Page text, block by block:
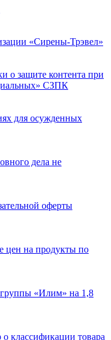
«Сирены-Трэвел»
о защите контента при
СЗПК
для осужденных
дела не
оферты
цен на продукты по
группы «Илим» на 1,8
классификации товара